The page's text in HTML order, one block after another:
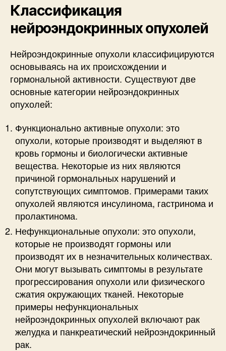
Классификация
нейроэндокринных опухолей
Нейроэндокринные опухоли классифицируются
основываясь на их происхождении и
гормональной активности. Существуют две
основные категории нейроэндокринных
опухолей:
Функционально активные опухоли: это
опухоли, которые производят и выделяют в
кровь гормоны и биологически активные
вещества. Некоторые из них являются
причиной гормональных нарушений и
сопутствующих симптомов. Примерами таких
опухолей являются инсулинома, гастринома и
пролактинома.
Нефункциональные опухоли: это опухоли,
которые не производят гормоны или
производят их в незначительных количествах.
Они могут вызывать симптомы в результате
прогрессирования опухоли или физического
сжатия окружающих тканей. Некоторые
примеры нефункциональных
нейроэндокринных опухолей включают рак
желудка и панкреатический нейроэндокринный
рак.